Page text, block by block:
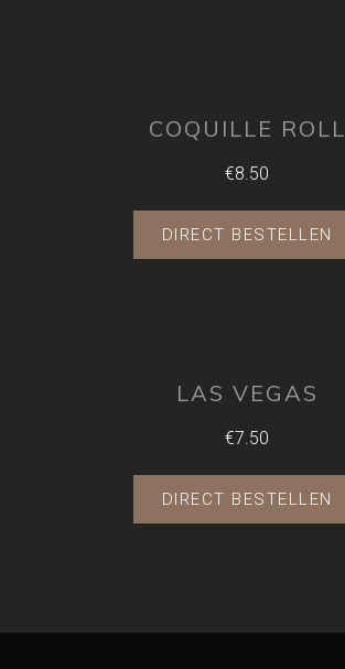
COQUILLE ROLL
€8.50
DIRECT BESTELLEN
LAS VEGAS
€7.50
DIRECT BESTELLEN